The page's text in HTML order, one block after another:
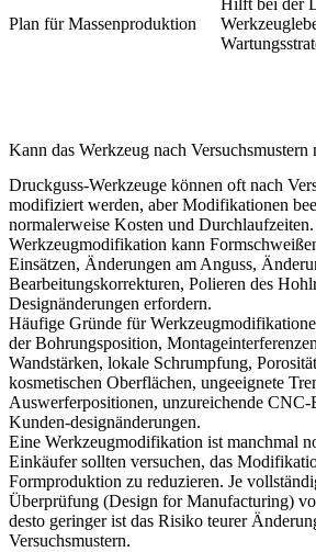
Plan für Massenproduktion
Hilft bei der
Kann das Werkzeug nach
Druckguss-Werkzeuge können oft nach
modifiziert werden, aber Modifikationen
normalerweise Kosten und
Werkzeugmodifikation kann
Einsätzen, Änderungen am Anguss,
Bearbeitungskorrekturen, Polieren des
Designänderungen erfordern.
Häufige Gründe für
der Bohrungsposition,
Wandstärken, lokale Schrumpfung,
kosmetischen Oberflächen, ungeeignete
Auswerferpositionen, unzureichende CNC-
Kunden-designänderungen.
Eine Werkzeugmodifikation ist manchmal
Einkäufer sollten versuchen, das
Formproduktion zu reduzieren. Je
Überprüfung (Design for Manufacturing)
desto geringer ist das Risiko teurer
Versuchsmustern.